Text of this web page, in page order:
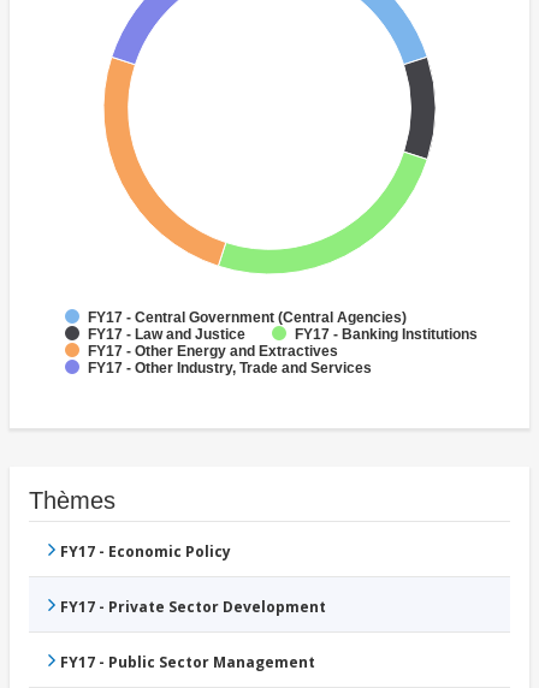
FY17 - Central Government (Central Agencies)
FY17 - Law and Justice
FY17 - Banking Institutions
FY17 - Other Energy and Extractives
FY17 - Other Industry, Trade and Services
Thèmes
FY17 - Economic Policy
FY17 - Private Sector Development
FY17 - Public Sector Management